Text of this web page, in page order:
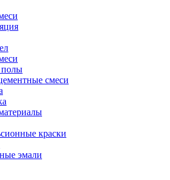
смеси
краски
эмали